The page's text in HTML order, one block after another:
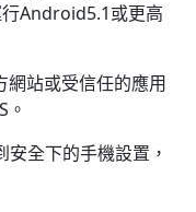
Android5.1或更高
網站或受信任的應用
安全下的手機設置，